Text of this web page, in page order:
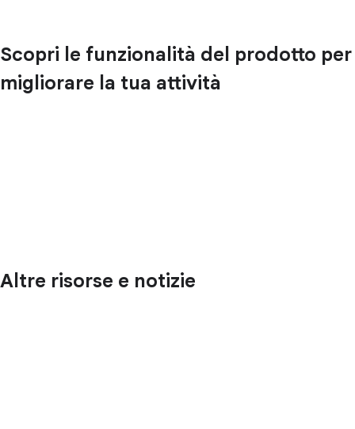
Scopri le funzionalità del prodotto per
migliorare la tua attività
Altre risorse e notizie